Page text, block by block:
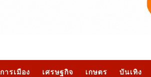
การเมือง เศรษฐกิจ เกษตร บันเทิง